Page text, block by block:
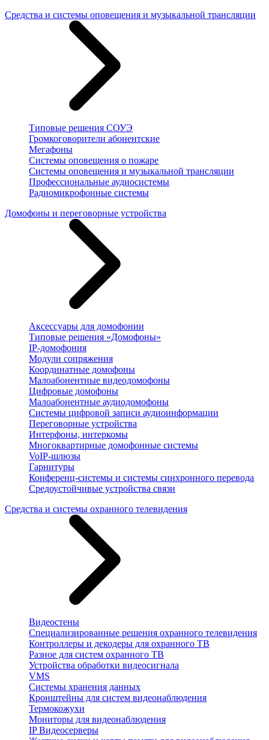
Средства и системы оповещения и музыкальной трансляции
Типовые решения СОУЭ
Громкоговорители абонентские
Мегафоны
Системы оповещения о пожаре
Системы оповещения и музыкальной трансляции
Профессиональные аудиосистемы
Радиомикрофонные системы
Домофоны и переговорные устройства
Аксессуары для домофонии
Типовые решения «Домофоны»
IP-домофония
Модули сопряжения
Координатные домофоны
Малоабонентные видеодомофоны
Цифровые домофоны
Малоабонентные аудиодомофоны
Системы цифровой записи аудиоинформации
Переговорные устройства
Интерфоны, интеркомы
Многоквартирные домофонные системы
VoIP-шлюзы
Гарнитуры
Конференц-системы и системы синхронного перевода
Средоустойчивые устройства связи
Средства и системы охранного телевидения
Видеостены
Специализированные решения охранного телевидения
Контроллеры и декодеры для охранного ТВ
Разное для систем охранного ТВ
Устройства обработки видеосигнала
VMS
Системы хранения данных
Кронштейны для систем видеонаблюдения
Термокожухи
Мониторы для видеонаблюдения
IP Видеосерверы